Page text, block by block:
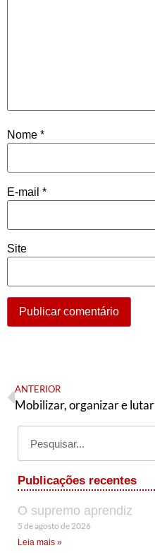
Nome *
E-mail *
Site
ANTERIOR
Mobilizar, organizar e lutar
Publicações recentes
O supremo aprendiz
5 de agosto de 2026
Leia mais »